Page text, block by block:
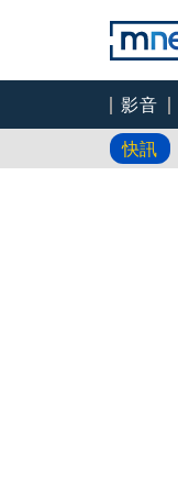
影音
快訊